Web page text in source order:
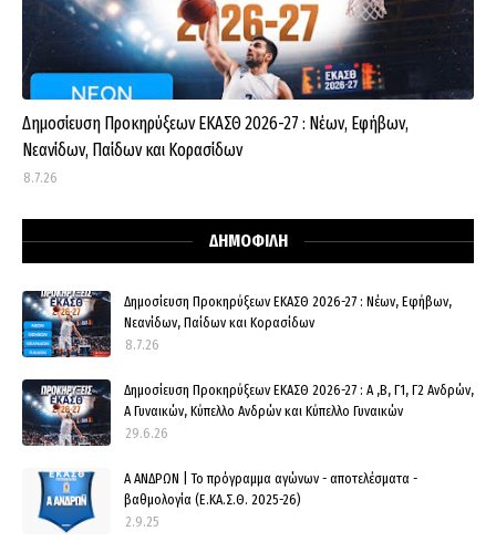
Δημοσίευση Προκηρύξεων ΕΚΑΣΘ 2026-27 : Νέων, Εφήβων,
Νεανίδων, Παίδων και Κορασίδων
8.7.26
ΔΗΜΟΦΙΛΗ
Δημοσίευση Προκηρύξεων ΕΚΑΣΘ 2026-27 : Νέων, Εφήβων,
Νεανίδων, Παίδων και Κορασίδων
8.7.26
Δημοσίευση Προκηρύξεων ΕΚΑΣΘ 2026-27 : Α ,Β, Γ1, Γ2 Ανδρών,
Α Γυναικών, Κύπελλο Ανδρών και Κύπελλο Γυναικών
29.6.26
Α ΑΝΔΡΩΝ | Το πρόγραμμα αγώνων - αποτελέσματα -
βαθμολογία (Ε.ΚΑ.Σ.Θ. 2025-26)
2.9.25